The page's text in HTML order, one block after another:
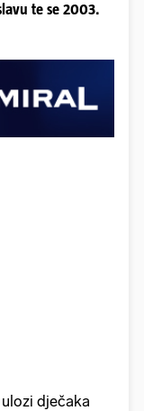
te se 2003.
dječaka